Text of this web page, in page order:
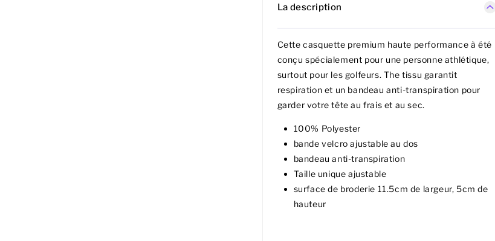
La description
Cette casquette premium haute performance à été
conçu spécialement pour une personne athlétique,
surtout pour les golfeurs. The tissu garantit
respiration et un bandeau anti-transpiration pour
garder votre tête au frais et au sec.
100% Polyester
bande velcro ajustable au dos
bandeau anti-transpiration
Taille unique ajustable
surface de broderie 11.5cm de largeur, 5cm de
hauteur